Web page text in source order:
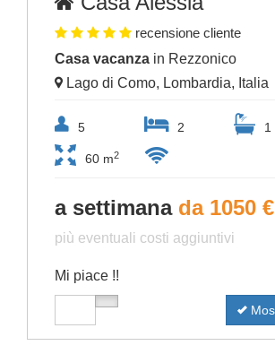
recensione cliente
Casa vacanza in Rezzonico
Lago di Como, Lombardia, Italia
5 2 1
60 m2
a settimana da 1050 €
più eventuali costi aggiuntivi
Mi piace !!